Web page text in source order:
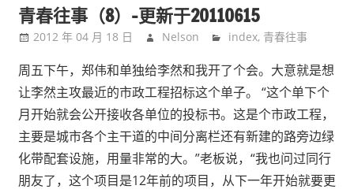
青春往事（8）–更新于20110615
2012 年 04 月 18 日 Nelson index, 青春往事
周五下午，郑伟和单独给李然和我开了个会。大意就是想
让李然主攻最近的市政工程招标这个单子。 “这个单下个
月开始就会公开接收各单位的投标书。这是个市政工程，
主要是城市各个主干道的中间分离栏还有新建的路旁边绿
化带配套设施，用量非常的大。”老板说，“我也问过同行
朋友了，这个项目是12年前的项目，从下一年开始就要更